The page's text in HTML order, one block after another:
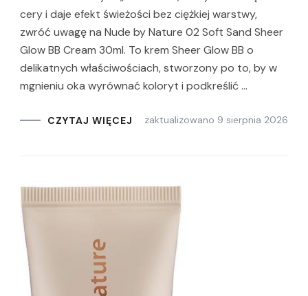
cery i daje efekt świeżości bez ciężkiej warstwy,
zwróć uwagę na Nude by Nature 02 Soft Sand Sheer
Glow BB Cream 30ml. To krem Sheer Glow BB o
delikatnych właściwościach, stworzony po to, by w
mgnieniu oka wyrównać koloryt i podkreślić …
CZYTAJ WIĘCEJ zaktualizowano 9 sierpnia 2026